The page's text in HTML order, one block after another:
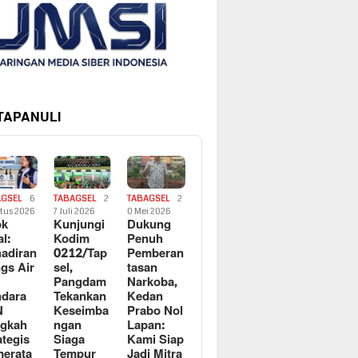
6
2026
Air
TABAGSEL
2
7 Juli 2026
Kunjungi
Kodim
0212/Tap
sel,
Pangdam
Tekankan
Keseimba
ngan
Siaga
TABAGSEL
2
0 Mei 2026
Dukung
Penuh
Pemberan
tasan
Narkoba,
Kedan
Prabo Nol
Lapan:
Kami Siap